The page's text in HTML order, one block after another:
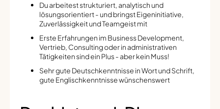
Du arbeitest strukturiert, analytisch und
lösungsorientiert - und bringst Eigeninitiative,
Zuverlässigkeit und Teamgeist mit
Erste Erfahrungen im Business Development,
Vertrieb, Consulting oder in administrativen
Tätigkeiten sind ein Plus - aber kein Muss!
Sehr gute Deutschkenntnisse in Wort und Schrift,
gute Englischkenntnisse wünschenswert